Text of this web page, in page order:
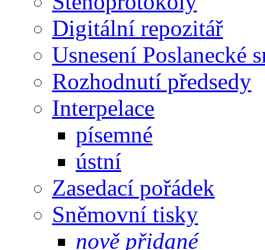
Digitální repozitář
Usnesení Poslanecké
Rozhodnutí předsedy
Interpelace
písemné
ústní
Zasedací pořádek
Sněmovní tisky
nově přidané